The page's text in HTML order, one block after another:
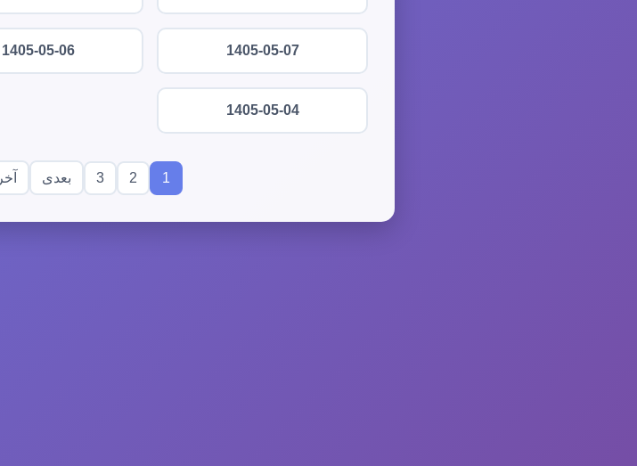
1405-05-07
1405-05-06
1405-05-04
1
2
3 بعدی آخر